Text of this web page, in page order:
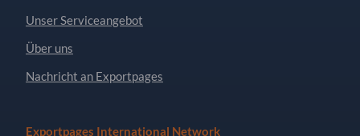
Unser Serviceangebot
Über uns
Nachricht an Exportpages
Exportpages International Network